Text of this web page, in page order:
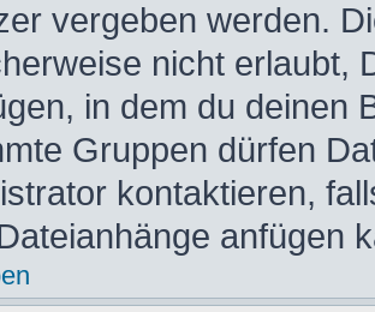
vergeben werden.
nicht erlaubt,
in dem du deinen
Gruppen dürfen
kontaktieren,
anfügen